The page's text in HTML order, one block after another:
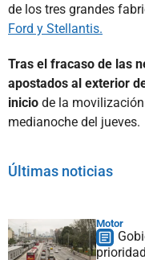
de los tres grandes
Ford y Stellantis.
Tras el fracaso de las
apostados al exterior
inicio de la
medianoche del jueves.
Últimas noticias
Motor